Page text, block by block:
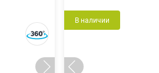
В наличии